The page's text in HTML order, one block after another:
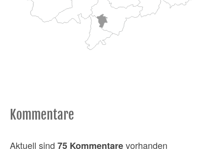
Kommentare
Aktuell sind 75 Kommentarevorhanden